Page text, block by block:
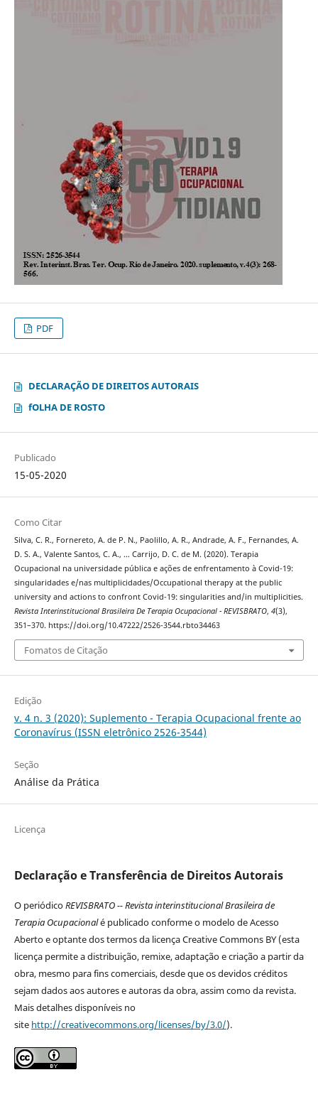
PDF
DECLARAÇÃO DE DIREITOS AUTORAIS
fOLHA DE ROSTO
Publicado
15-05-2020
Como Citar
Silva, C. R., Fornereto, A. de P. N., Paolillo, A. R., Andrade, A. F., Fernandes, A.
D. S. A., Valente Santos, C. A., … Carrijo, D. C. de M. (2020). Terapia
Ocupacional na universidade pública e ações de enfrentamento à Covid-19:
singularidades e/nas multiplicidades/Occupational therapy at the public
university and actions to confront Covid-19: singularities and/in multiplicities.
Revista Interinstitucional Brasileira De Terapia Ocupacional - REVISBRATO, 4(3),
351–370. https://doi.org/10.47222/2526-3544.rbto34463
Fomatos de Citação
Edição
v. 4 n. 3 (2020): Suplemento - Terapia Ocupacional frente ao
Coronavírus (ISSN eletrônico 2526-3544)
Seção
Análise da Prática
Licença
Declaração e Transferência de Direitos Autorais
O periódicoREVISBRATO -- Revista interinstitucional Brasileira de
Terapia Ocupacionalé publicado conforme o modelo de Acesso
Aberto e optante dos termos da licença Creative Commons BY (esta
licença permite a distribuição, remixe, adaptação e criação a partir da
obra, mesmo para fins comerciais, desde que os devidos créditos
sejam dados aos autores e autoras da obra, assim como da revista.
Mais detalhes disponíveis no
site http://creativecommons.org/licenses/by/3.0/).